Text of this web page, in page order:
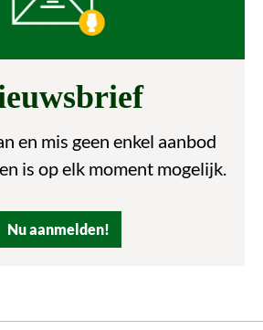
en mis geen enkel aanbod
is op elk moment mogelijk.
Nu aanmelden!